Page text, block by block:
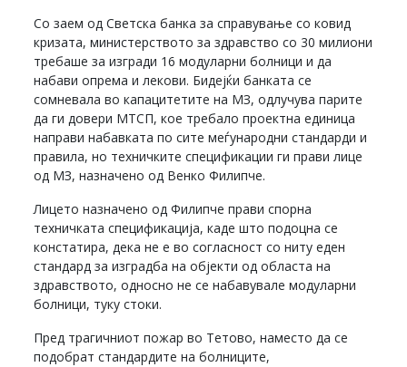
Со заем од Светска банка за справување со ковид
кризата, министерството за здравство со 30 милиони
требаше за изгради 16 модуларни болници и да
набави опрема и лекови. Бидејќи банката се
сомневала во капацитетите на МЗ, одлучува парите
да ги довери МТСП, кое требало проектна единица
направи набавката по сите меѓународни стандарди и
правила, но техничките спецификации ги прави лице
од МЗ, назначено од Венко Филипче.
Лицето назначено од Филипче прави спорна
техничката спецификација, каде што подоцна се
констатира, дека не е во согласност со ниту еден
стандард за изградба на објекти од областа на
здравството, односно не се набавувале модуларни
болници, туку стоки.
Пред трагичниот пожар во Тетово, наместо да се
подобрат стандардите на болниците,